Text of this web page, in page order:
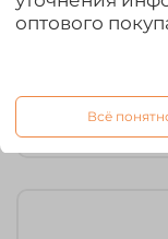
Grows Culture
В корзину
оптового
Всё